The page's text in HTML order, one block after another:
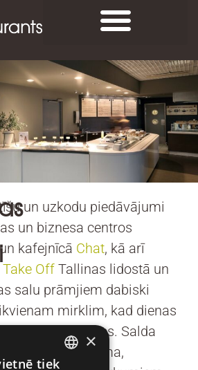
un uzkodu piedāvājumi
un biznesa centros
kafejnīcā Chat, kā arī
Take Off Tallinas lidostā un
salu prāmjiem dabiski
mirklim, kad dienas
apstāties. Salda
pirms lidojuma,
×
tiek